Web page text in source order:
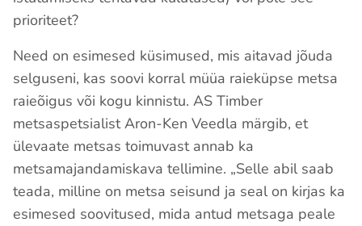
prioriteet?
Need on esimesed küsimused, mis aitavad jõuda
selguseni, kas soovi korral müüa raieküpse metsa
raieõigus või kogu kinnistu. AS Timber
metsaspetsialist Aron-Ken Veedla märgib, et
ülevaate metsas toimuvast annab ka
metsamajandamiskava tellimine. „Selle abil saab
teada, milline on metsa seisund ja seal on kirjas ka
esimesed soovitused, mida antud metsaga peale